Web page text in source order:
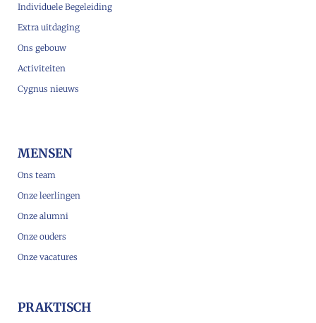
Individuele Begeleiding
Extra uitdaging
Ons gebouw
Activiteiten
Cygnus nieuws
MENSEN
Ons team
Onze leerlingen
Onze alumni
Onze ouders
Onze vacatures
PRAKTISCH